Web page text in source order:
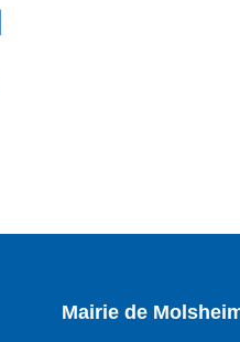
Mairie de